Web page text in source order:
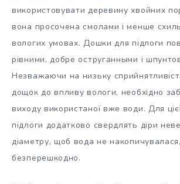
використовувати деревину хвойних
вона просочена смолами і менше
вологих умовах. Дошки для підлоги
рівними, добре оструганными і
Незважаючи на низьку
дощок до впливу вологи, необхідно
виходу використаної вже води. Для
підлоги додатково свердлять діри
діаметру, щоб вода не
безперешкодно.